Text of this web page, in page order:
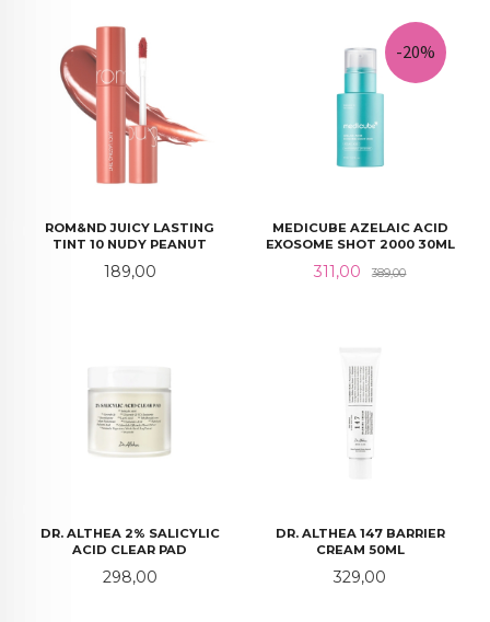
ROM&ND JUICY LASTING
TINT 10 NUDY PEANUT
Pris
189,00
MEDICUBE AZELAIC ACID
EXOSOME SHOT 2000 30ML
Tilbud
311,00 389,00Rabatt
-20%
DR. ALTHEA 2% SALICYLIC
ACID CLEAR PAD
Pris
298,00
DR. ALTHEA 147 BARRIER
CREAM 50ML
Pris
329,00